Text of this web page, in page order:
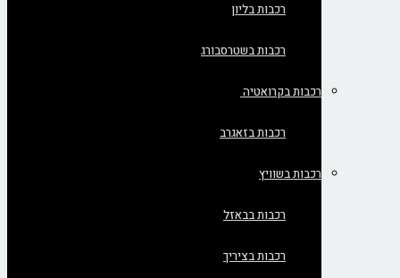
רכבות בליון
רכבות בשטרסבורג
רכבות בקרואטיה
רכבות בזאגרב
רכבות בשוויץ
רכבות בבאזל
רכבות בציריך